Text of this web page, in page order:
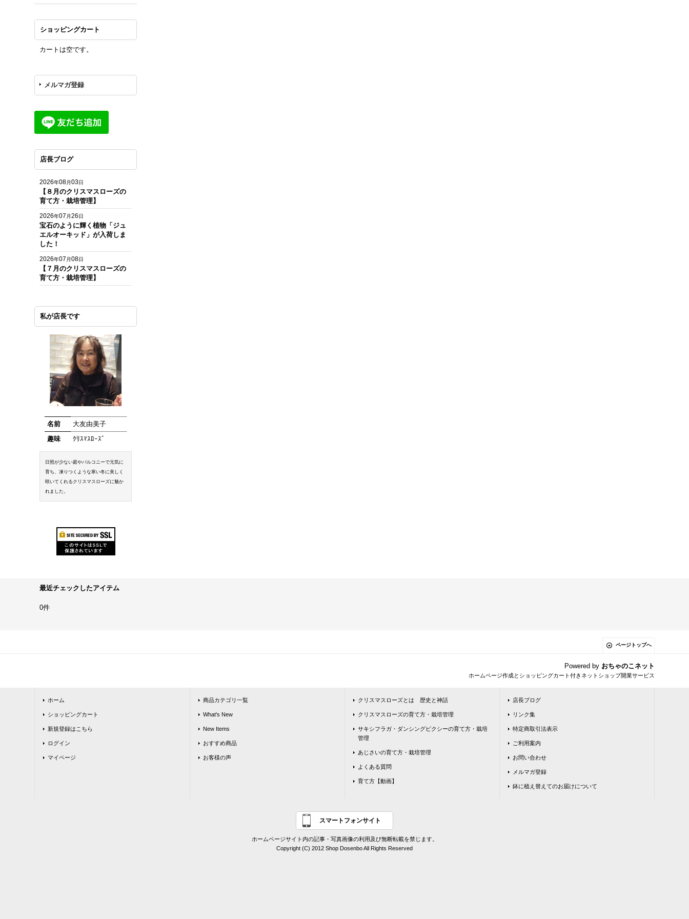
ショッピングカート
カートは空です。
メルマガ登録
店長ブログ
2026年08月03日
【８月のクリスマスローズの
育て方・栽培管理】
2026年07 月26日
宝石のように輝く植物「ジュ
エルオーキッド」が入荷しま
した！
2026年07 月08日
【７月のクリスマスローズの
育て方・栽培管理】
私が店長です
名前
大友由美子
趣味
ｸﾘｽﾏｽﾛｰｽﾞ
日照が少ない庭やバルコニーで元気に
育ち、凍りつくような寒い冬に美しく
咲いてくれるクリスマスローズに魅か
れました。
最近チェックしたアイテム
0件
ページトップへ
Powered by おちゃのこネット
ホームページ作成とショッピングカート付きネットショップ開業サービス
ホーム
ショッピングカート
新規登録はこちら
ログイン
マイページ
商品カテゴリ一覧
What's New
New Items
おすすめ商品
お客様の声
クリスマスローズとは 歴史と神話
クリスマスローズの育て方・栽培管理
サキシフラガ・ダンシングピクシーの育て方・栽培
管理
あじさいの育て方・栽培管理
よくある質問
育て方【動画】
店長ブログ
リンク集
特定商取引法表示
ご利用案内
お問い合わせ
メルマガ登録
鉢に植え替えてのお届けについて
スマートフォンサイト
ホームページサイト内の記事・写真画像の利用及び無断転載を禁じます。
Copyright (C) 2012 Shop Dosenbo All Rights Reserved